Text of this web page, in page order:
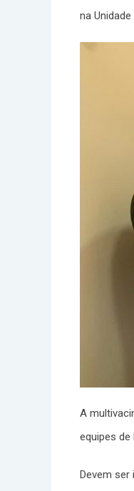
na
A
equipes de
Devem ser